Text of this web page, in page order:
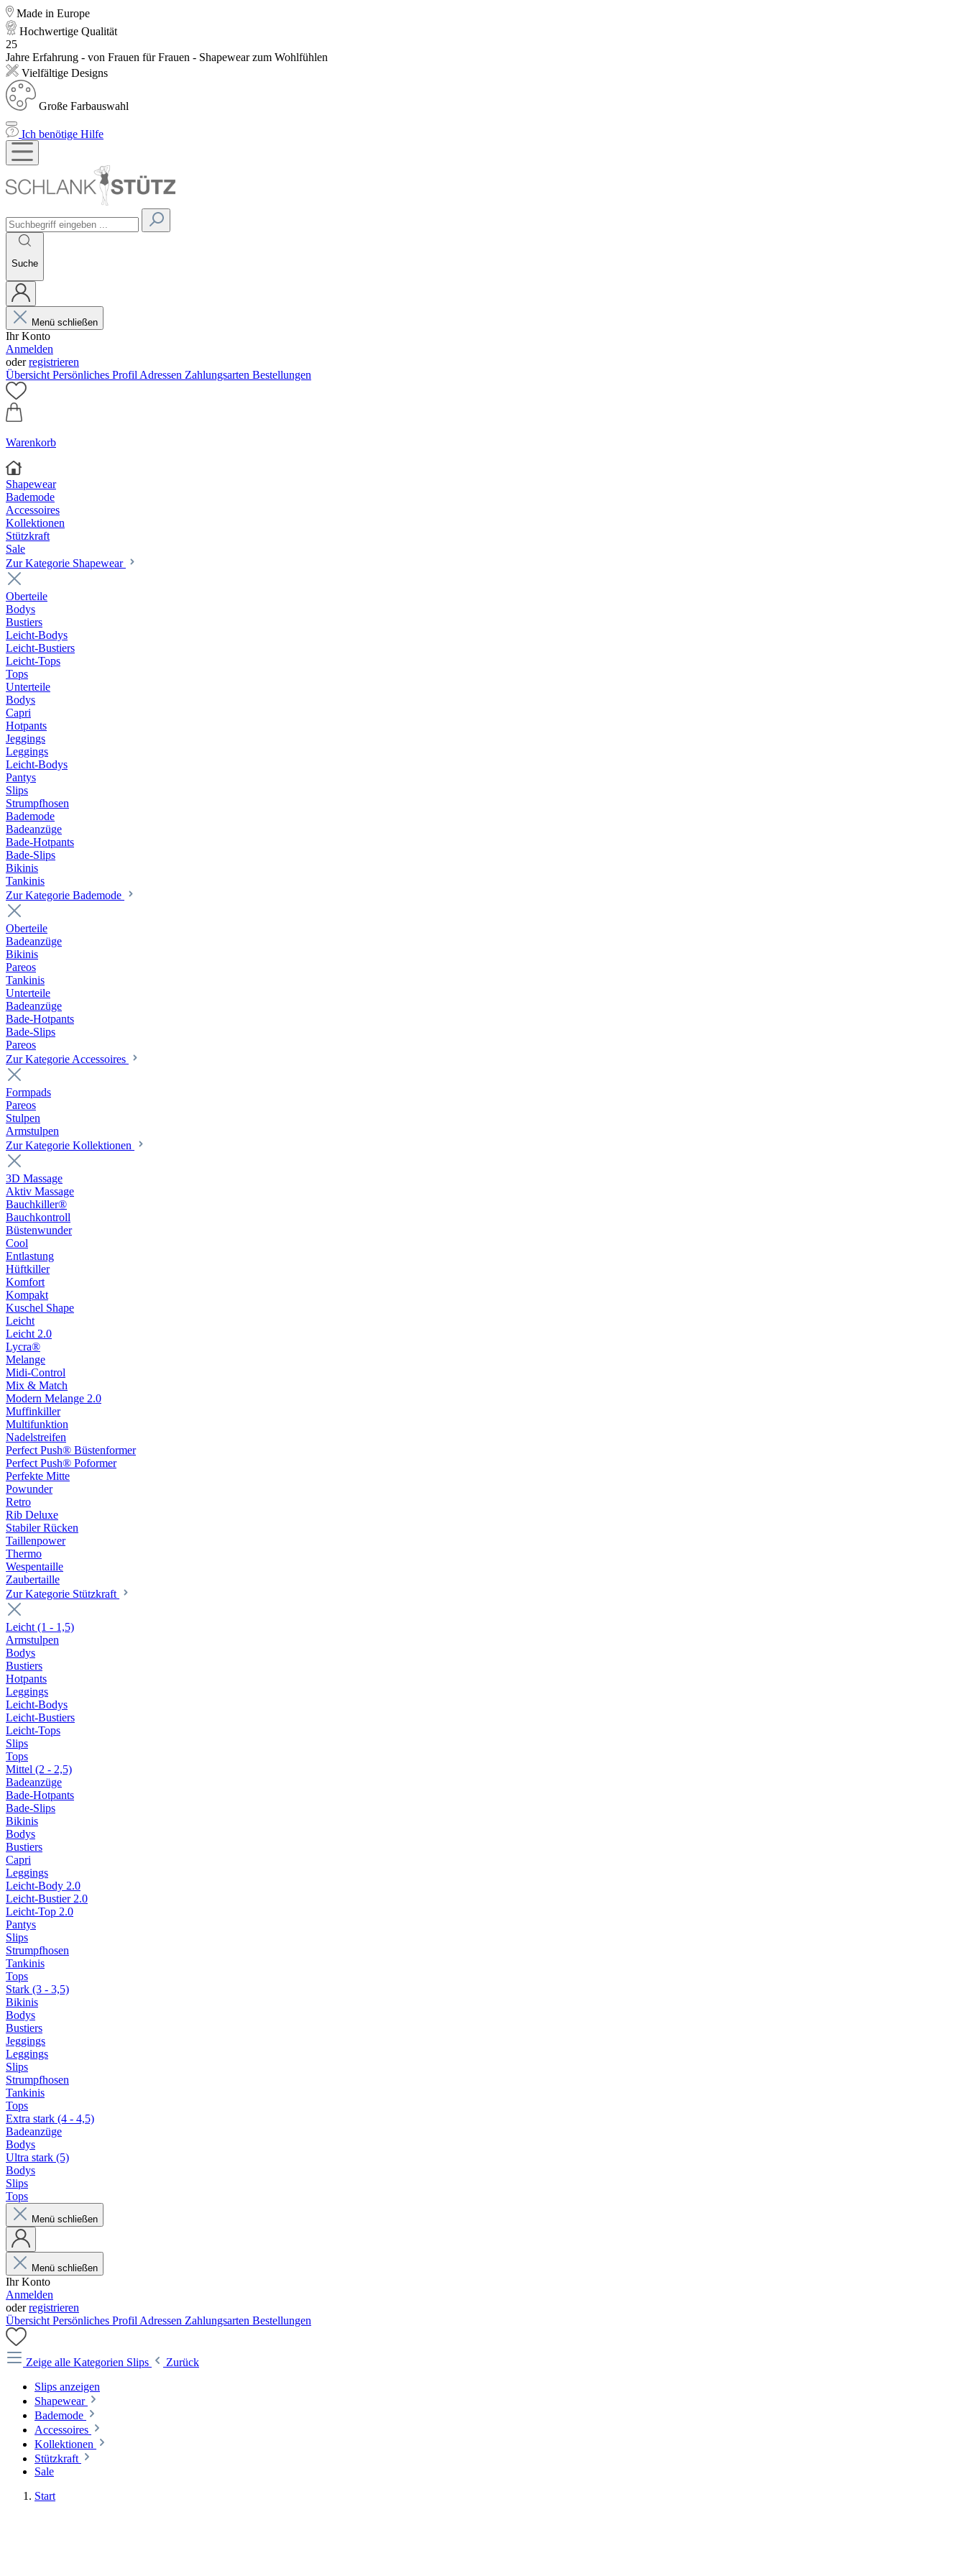
Made in Europe
Hochwertige Qualität
25
Jahre Erfahrung - von Frauen für Frauen - Shapewear zum Wohlfühlen
Vielfältige Designs
Große Farbauswahl
Ich benötige Hilfe
Suche
Menü schließen
Ihr Konto
Anmelden
oderregistrieren
Übersicht Persönliches Profil Adressen Zahlungsarten Bestellungen
Warenkorb
Shapewear
Bademode
Accessoires
Kollektionen
Stützkraft
Sale
Zur Kategorie Shapewear
Oberteile
Bodys
Bustiers
Leicht-Bodys
Leicht-Bustiers
Leicht-Tops
Tops
Unterteile
Bodys
Capri
Hotpants
Jeggings
Leggings
Leicht-Bodys
Pantys
Slips
Strumpfhosen
Bademode
Badeanzüge
Bade-Hotpants
Bade-Slips
Bikinis
Tankinis
Zur Kategorie Bademode
Oberteile
Badeanzüge
Bikinis
Pareos
Tankinis
Unterteile
Badeanzüge
Bade-Hotpants
Bade-Slips
Pareos
Zur Kategorie Accessoires
Formpads
Pareos
Stulpen
Armstulpen
Zur Kategorie Kollektionen
3D Massage
Aktiv Massage
Bauchkiller®
Bauchkontroll
Büstenwunder
Cool
Entlastung
Hüftkiller
Komfort
Kompakt
Kuschel Shape
Leicht
Leicht 2.0
Lycra®
Melange
Midi-Control
Mix & Match
Modern Melange 2.0
Muffinkiller
Multifunktion
Nadelstreifen
Perfect Push® Büstenformer
Perfect Push® Poformer
Perfekte Mitte
Powunder
Retro
Rib Deluxe
Stabiler Rücken
Taillenpower
Thermo
Wespentaille
Zaubertaille
Zur Kategorie Stützkraft
Leicht (1 - 1,5)
Armstulpen
Bodys
Bustiers
Hotpants
Leggings
Leicht-Bodys
Leicht-Bustiers
Leicht-Tops
Slips
Tops
Mittel (2 - 2,5)
Badeanzüge
Bade-Hotpants
Bade-Slips
Bikinis
Bodys
Bustiers
Capri
Leggings
Leicht-Body 2.0
Leicht-Bustier 2.0
Leicht-Top 2.0
Pantys
Slips
Strumpfhosen
Tankinis
Tops
Stark (3 - 3,5)
Bikinis
Bodys
Bustiers
Jeggings
Leggings
Slips
Strumpfhosen
Tankinis
Tops
Extra stark (4 - 4,5)
Badeanzüge
Bodys
Ultra stark (5)
Bodys
Slips
Tops
Menü schließen
Menü schließen
Ihr Konto
Anmelden
oderregistrieren
Übersicht Persönliches Profil Adressen Zahlungsarten Bestellungen
Zeige alle Kategorien Slips
Zurück
Slips anzeigen
Shapewear
Bademode
Accessoires
Kollektionen
Stützkraft
Sale
Start